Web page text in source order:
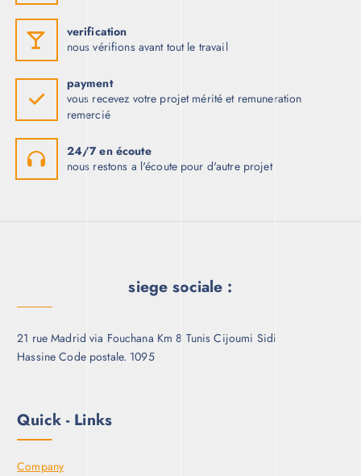
verification
nous vérifions avant tout le travail
payment
vous recevez votre projet mérité et remuneration
remercié
24/7 en écoute
nous restons a l'écoute pour d'autre projet
siege sociale :
21 rue Madrid via Fouchana Km 8 Tunis Cijoumi Sidi
Hassine Code postale. 1095
Quick - Links
Company